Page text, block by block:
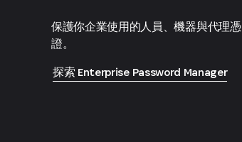
保護你企業使用的人員、機器與代理憑
證。
探索 Enterprise Password Manager